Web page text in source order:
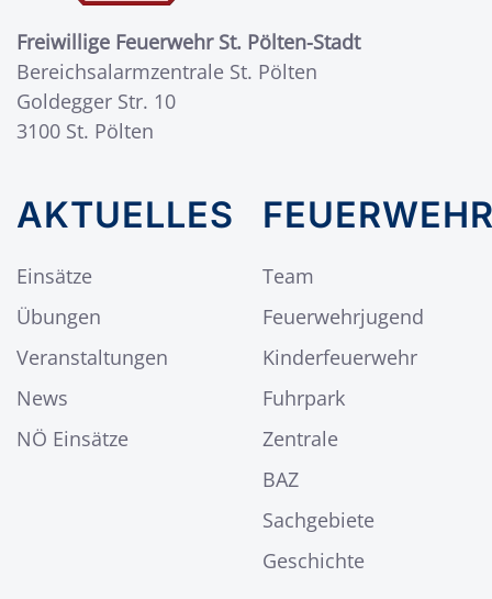
Freiwillige Feuerwehr St. Pölten-Stadt
Bereichsalarmzentrale St. Pölten
Goldegger Str. 10
3100 St. Pölten
AKTUELLES
Einsätze
Übungen
Veranstaltungen
News
NÖ Einsätze
Team
Feuerwehrjugend
Kinderfeuerwehr
Fuhrpark
Zentrale
BAZ
Sachgebiete
Geschichte